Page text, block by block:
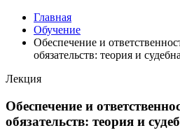
Главная
Обучение
Обеспечение и
обязательств: теория и
Лекция
Обеспечение и
обязательств: теория и